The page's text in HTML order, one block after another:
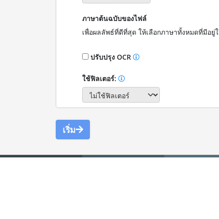
ภาษาต้นฉบับของไฟล์
เพื่อผลลัพธ์ที่ดีที่สุด ให้เลือกภาษาทั้งหมดที่มีอ
ปรับปรุง OCR
ใช้ฟิลเตอร์:
เริ่ม